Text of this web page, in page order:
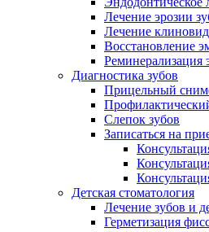
Лечение эрозии
Лечение
Восстановление
Реминерализация
Диагностика зубов
Прицельный
Слепок зубов
Записаться на
Детская стоматология
Лечение зубов и
Герметизация